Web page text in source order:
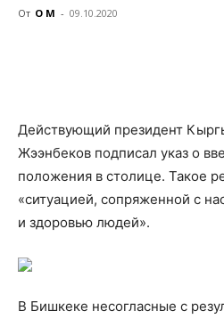
От О М - 09.10.2020
Действующий президент
Жээнбеков подписал указ о
положения в столице. Такое
«ситуацией, сопряженной с
и здоровью людей».
В Бишкеке несогласные с